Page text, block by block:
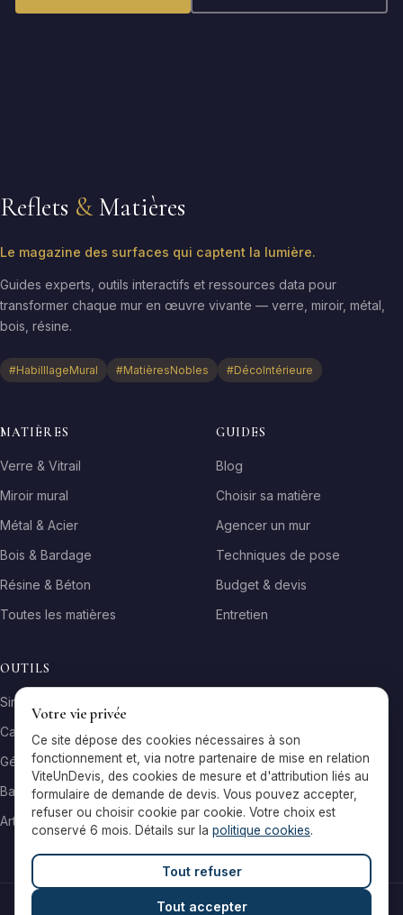
Reflets & Matières
Le magazine des surfaces qui captent la lumière.
Guides experts, outils interactifs et ressources data pour
transformer chaque mur en œuvre vivante — verre, miroir, métal,
bois, résine.
#HabilllageMural #MatièresNobles #DécoIntérieure
MATIÈRES
Verre & Vitrail
Miroir mural
Métal & Acier
Bois & Bardage
Résine & Béton
Toutes les matières
GUIDES
Blog
Choisir sa matière
Agencer un mur
Techniques de pose
Budget & devis
Entretien
OUTILS
Simulateur matière
Calculateur surface
Générateur galerie
Baromètre de prix
Artisans par ville
Votre vie privée
Ce site dépose des cookies nécessaires à son
fonctionnement et, via notre partenaire de mise en relation
ViteUnDevis, des cookies de mesure et d'attribution liés au
formulaire de demande de devis. Vous pouvez accepter,
refuser ou choisir cookie par cookie. Votre choix est
conservé 6 mois. Détails sur la politique cookies.
Tout refuser
Tout accepter